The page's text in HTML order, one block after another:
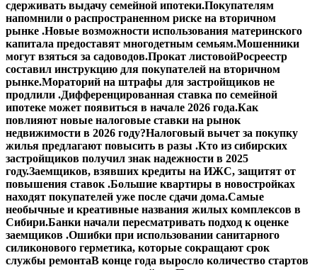
сдерживать выдачу семейной ипотеки.Покупателям
напомнили о распространенном риске на вторичном
рынке .Новые возможности использования материнского
капитала предоставят многодетным семьям.Мошенники
могут взяться за садоводов.Прокат листовойРосреестр
составил инструкцию для покупателей на вторичном
рынке.Мораторий на штрафы для застройщиков не
продлили .Дифференцированная ставка по семейной
ипотеке может появиться в начале 2026 года.Как
повлияют новые налоговые ставки на рынок
недвижимости в 2026 году?Налоговый вычет за покупку
жилья предлагают повысить в разы .Кто из сибирских
застройщиков получил знак надежности в 2025
году.Заемщиков, взявших кредиты на ИЖС, защитят от
повышения ставок .Большие квартиры в новостройках
находят покупателей уже после сдачи дома.Самые
необычные и креативные названия жилых комплексов в
Сибири.Банки начали пересматривать подход к оценке
заемщиков .Ошибки при использовании санитарного
силиконового герметика, которые сокращают срок
службы ремонтаВ конце года выросло количество стартов